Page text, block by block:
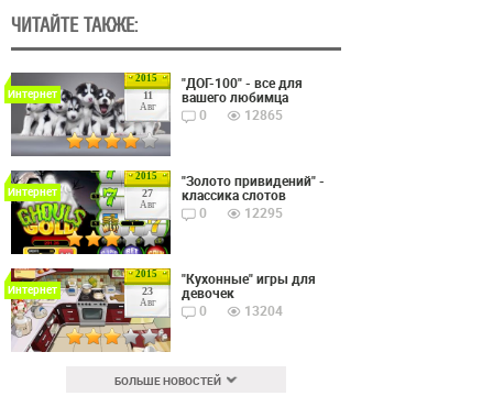
ЧИТАЙТЕ ТАКЖЕ:
2015
11
Авг
Интернет
"ДОГ-100" - все для
вашего любимца
0
12865
2015
27
Авг
Интернет
"Золото привидений" -
классика слотов
0
12295
2015
23
Авг
Интернет
"Кухонные" игры для
девочек
0
13204
БОЛЬШЕ НОВОСТЕЙ